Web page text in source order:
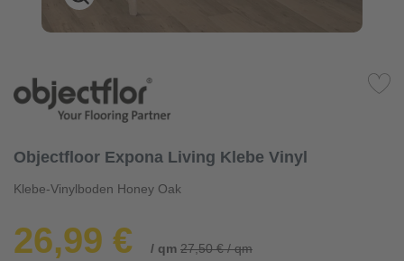
Objectfloor Expona Living Klebe Vinyl
Klebe-Vinylboden Honey Oak
26,99 € / qm 27,50 € / qm